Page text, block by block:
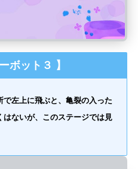
ボット３ 】
で左上に飛ぶと、亀裂の入った
ないが、このステージでは見